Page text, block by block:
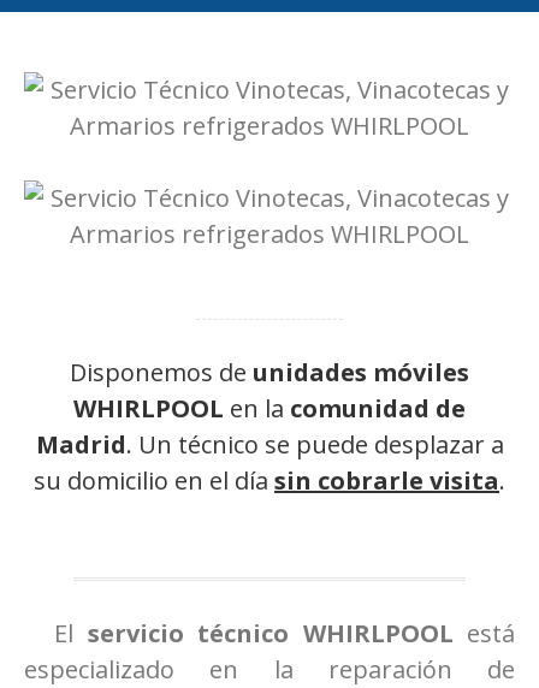
Disponemos de unidades móviles
WHIRLPOOL en la comunidad de
Madrid. Un técnico se puede desplazar a
su domicilio en el día sin cobrarle visita.
El servicio técnico WHIRLPOOL está
especializado en la reparación de